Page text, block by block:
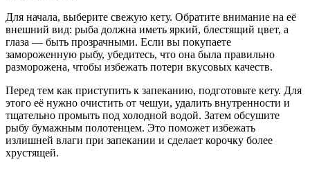
Для начала, выберите свежую кету. Обратите внимание на её
внешний вид: рыба должна иметь яркий, блестящий цвет, а
глаза — быть прозрачными. Если вы покупаете
замороженную рыбу, убедитесь, что она была правильно
разморожена, чтобы избежать потери вкусовых качеств.
Перед тем как приступить к запеканию, подготовьте кету. Для
этого её нужно очистить от чешуи, удалить внутренности и
тщательно промыть под холодной водой. Затем обсушите
рыбу бумажным полотенцем. Это поможет избежать
излишней влаги при запекании и сделает корочку более
хрустящей.